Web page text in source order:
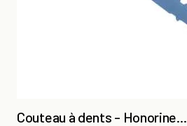
Couteau à dents - Honorine...